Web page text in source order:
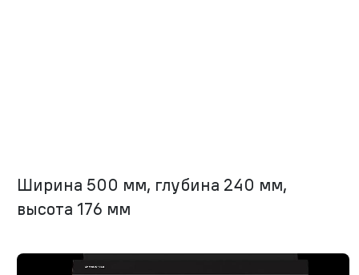
Ширина 500 мм, глубина 240 мм,
высота 176 мм